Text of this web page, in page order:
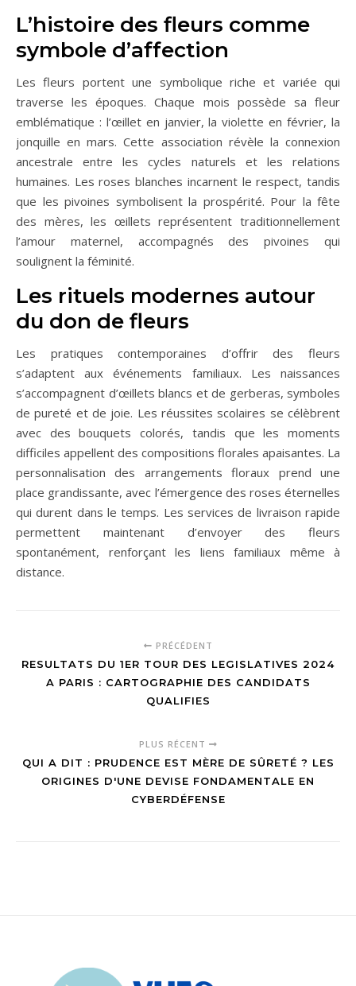
L’histoire des fleurs comme
symbole d’affection
Les fleurs portent une symbolique riche et variée qui
traverse les époques. Chaque mois possède sa fleur
emblématique : l’œillet en janvier, la violette en février, la
jonquille en mars. Cette association révèle la connexion
ancestrale entre les cycles naturels et les relations
humaines. Les roses blanches incarnent le respect, tandis
que les pivoines symbolisent la prospérité. Pour la fête
des mères, les œillets représentent traditionnellement
l’amour maternel, accompagnés des pivoines qui
soulignent la féminité.
Les rituels modernes autour
du don de fleurs
Les pratiques contemporaines d’offrir des fleurs
s’adaptent aux événements familiaux. Les naissances
s’accompagnent d’œillets blancs et de gerberas, symboles
de pureté et de joie. Les réussites scolaires se célèbrent
avec des bouquets colorés, tandis que les moments
difficiles appellent des compositions florales apaisantes. La
personnalisation des arrangements floraux prend une
place grandissante, avec l’émergence des roses éternelles
qui durent dans le temps. Les services de livraison rapide
permettent maintenant d’envoyer des fleurs
spontanément, renforçant les liens familiaux même à
distance.
PRÉCÉDENT
RESULTATS DU 1ER TOUR DES LEGISLATIVES 2024
A PARIS : CARTOGRAPHIE DES CANDIDATS
QUALIFIES
PLUS RÉCENT
QUI A DIT : PRUDENCE EST MÈRE DE SÛRETÉ ? LES
ORIGINES D'UNE DEVISE FONDAMENTALE EN
CYBERDÉFENSE